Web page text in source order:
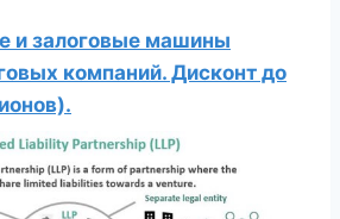
и залоговые машины
компаний. Дисконт до